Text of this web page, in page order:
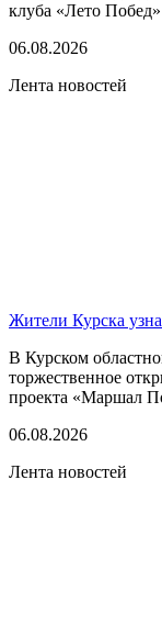
клуба «Лето
06.08.2026
Лента новостей
Жители Курска
В Курском
торжественное
проекта «Маршал
06.08.2026
Лента новостей